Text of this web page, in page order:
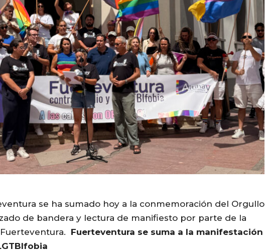
se ha sumado hoy a la conmemoración del Orgullo
de bandera y lectura de manifiesto por parte de la
Fuerteventura. Fuerteventura se suma a la manifestación